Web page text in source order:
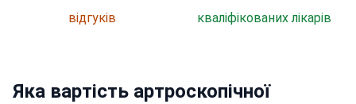
відгуків кваліфікованих лікарів
Яка вартість артроскопічної